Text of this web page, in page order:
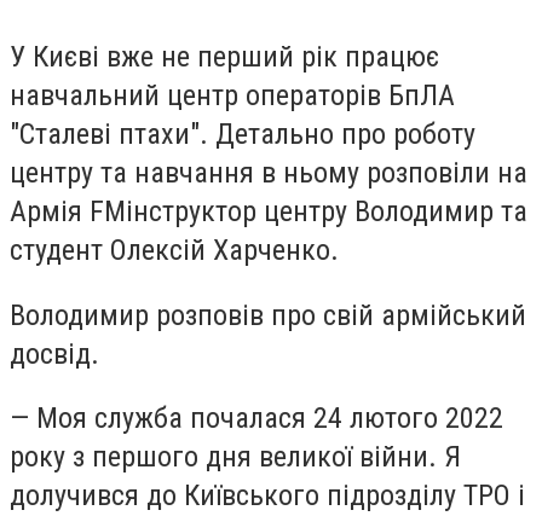
У Києві вже не перший рік працює
навчальний центр операторів БпЛА
"Сталеві птахи". Детально про роботу
центру та навчання в ньому розповіли на
Армія FMінструктор центру Володимир та
студент Олексій Харченко.
Володимир розповів про свій армійський
досвід.
— Моя служба почалася 24 лютого 2022
року з першого дня великої війни. Я
долучився до Київського підрозділу ТРО і